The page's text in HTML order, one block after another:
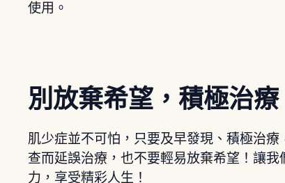
使用。
別放棄希望，積極治療
肌少症並不可怕，只要及早發現、積極治
查而延誤治療，也不要輕易放棄希望！讓
力，享受精彩人生！